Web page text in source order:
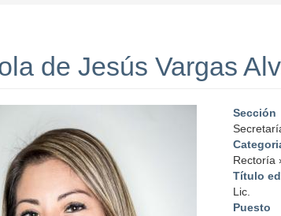
de Jesús Vargas
Sección
Rectoría
Título
Lic.
Puesto